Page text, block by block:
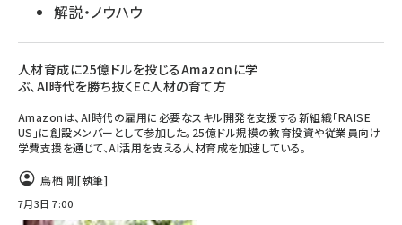
解説・ノウハウ
人材育成に25億ドルを投じるAmazonに学
ぶ、AI時代を勝ち抜くEC人材の育て方
Amazonは、AI時代の雇用に必要なスキル開発を支援する新組織「RAISE
US」に創設メンバーとして参加した。25億ドル規模の教育投資や従業員向け
学費支援を通じて、AI活用を支える人材育成を加速している。
鳥栖 剛[執筆]
7月3日 7:00